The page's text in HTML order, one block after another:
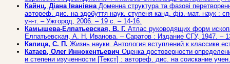
Кайнц, Діана ІванівнаДоменна структура та фазові
автореф. дис. на здобуття наук. ступеня канд. фіз.-мат. наук :
ун-т. – Ужгород, 2006. – 19 с. – 14-16.
Камышева-Елпатьевская, В. Г. Атлас руководящих форм
Елпатьевская, А. Н. Иванова. – Саратов : Издание СГУ, 1947. –
Капица, С. П. Жизнь науки. Антология вступлений к классике
Катаев, Олег Иннокентьевич Оценка достоверности
и степени изученности [Текст] : автореф. дис. на соискание